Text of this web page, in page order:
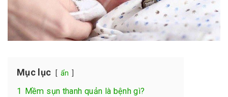
Mục lục ẩn
1
Mềm sụn thanh quản là bệnh gì?